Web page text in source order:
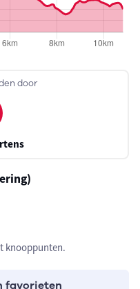
door
knooppunten.
favorieten